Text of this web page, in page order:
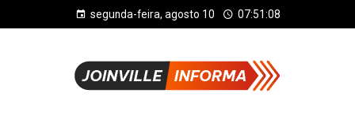
segunda-feira, agosto 10 07:51:09